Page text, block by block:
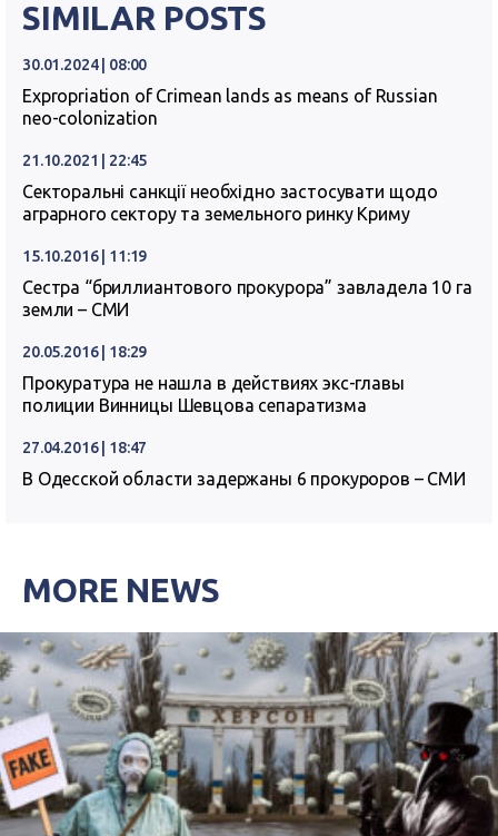
SIMILAR POSTS
30.01.2024 | 08:00
Expropriation of Crimean lands as means of Russian
neo-colonization
21.10.2021 | 22:45
Секторальні санкції необхідно застосувати щодо
аграрного сектору та земельного ринку Криму
15.10.2016 | 11:19
Сестра “бриллиантового прокурора” завладела 10 га
земли – СМИ
20.05.2016 | 18:29
Прокуратура не нашла в действиях экс-главы
полиции Винницы Шевцова сепаратизма
27.04.2016 | 18:47
В Одесской области задержаны 6 прокуроров – СМИ
MORE NEWS